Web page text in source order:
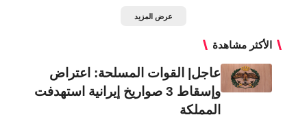
عرض المزيد
الأكثر مشاهدة
عاجل| القوات المسلحة: اعتراض
وإسقاط 3 صواريخ إيرانية استهدفت
المملكة